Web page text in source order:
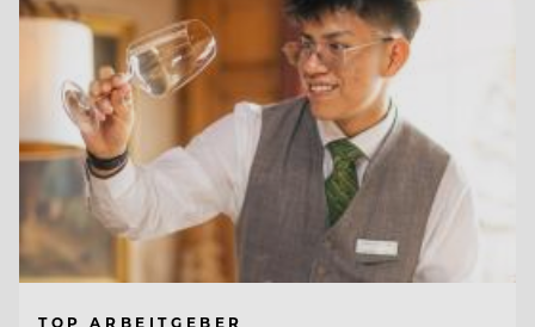
TOP ARBEITGEBER